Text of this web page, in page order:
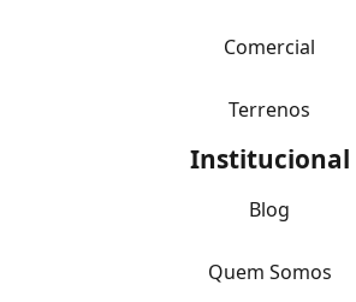
Comercial
Terrenos
Institucional
Blog
Quem Somos